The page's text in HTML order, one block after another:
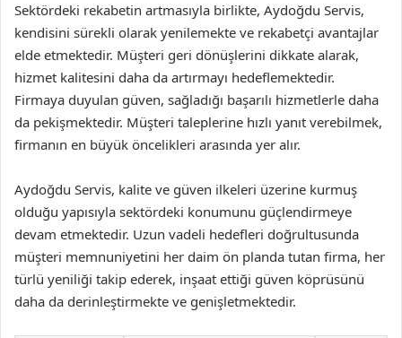
Sektördeki rekabetin artmasıyla birlikte, Aydoğdu Servis,
kendisini sürekli olarak yenilemekte ve rekabetçi avantajlar
elde etmektedir. Müşteri geri dönüşlerini dikkate alarak,
hizmet kalitesini daha da artırmayı hedeflemektedir.
Firmaya duyulan güven, sağladığı başarılı hizmetlerle daha
da pekişmektedir. Müşteri taleplerine hızlı yanıt verebilmek,
firmanın en büyük öncelikleri arasında yer alır.
Aydoğdu Servis, kalite ve güven ilkeleri üzerine kurmuş
olduğu yapısıyla sektördeki konumunu güçlendirmeye
devam etmektedir. Uzun vadeli hedefleri doğrultusunda
müşteri memnuniyetini her daim ön planda tutan firma, her
türlü yeniliği takip ederek, inşaat ettiği güven köprüsünü
daha da derinleştirmekte ve genişletmektedir.